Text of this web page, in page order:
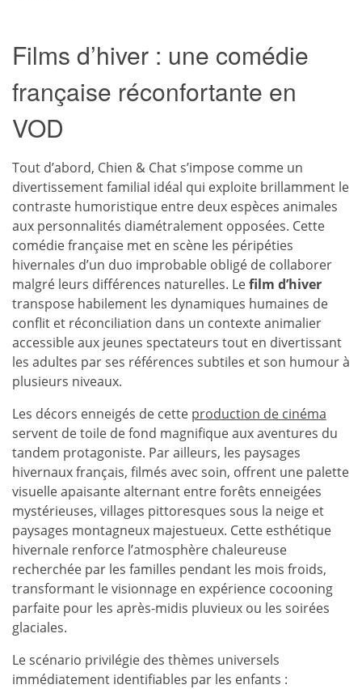
Films d’hiver : une comédie
française réconfortante en
VOD
Tout d’abord, Chien & Chat s’impose comme un
divertissement familial idéal qui exploite brillamment le
contraste humoristique entre deux espèces animales
aux personnalités diamétralement opposées. Cette
comédie française met en scène les péripéties
hivernales d’un duo improbable obligé de collaborer
malgré leurs différences naturelles. Lefilm d’hiver
transpose habilement les dynamiques humaines de
conflit et réconciliation dans un contexte animalier
accessible aux jeunes spectateurs tout en divertissant
les adultes par ses références subtiles et son humour à
plusieurs niveaux.
Les décors enneigés de cette production de cinéma
servent de toile de fond magnifique aux aventures du
tandem protagoniste. Par ailleurs, les paysages
hivernaux français, filmés avec soin, offrent une palette
visuelle apaisante alternant entre forêts enneigées
mystérieuses, villages pittoresques sous la neige et
paysages montagneux majestueux. Cette esthétique
hivernale renforce l’atmosphère chaleureuse
recherchée par les familles pendant les mois froids,
transformant le visionnage en expérience cocooning
parfaite pour les après-midis pluvieux ou les soirées
glaciales.
Le scénario privilégie des thèmes universels
immédiatement identifiables par les enfants :